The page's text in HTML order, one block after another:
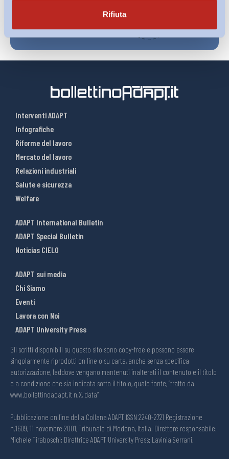
Rifiuta
Interventi ADAPT
Infografiche
Riforme del lavoro
Mercato del lavoro
Relazioni industriali
Salute e sicurezza
Welfare
ADAPT International Bulletin
ADAPT Special Bulletin
Noticias CIELO
ADAPT sui media
Chi Siamo
Eventi
Lavora con Noi
ADAPT University Press
Gli scritti disponibili su questo sito sono copy-free e possono essere
singolarmente riprodotti on line o su carta, anche senza specifica
autorizzazione, laddove vengano mantenuti inalterati il contenuto e il titolo
e a condizione che sia indicata sotto il titolo, quale fonte, “tratto da
www.bollettinoadapt.it n.X, data“
Pubblicazione on line della Collana ADAPT ISSN 2240-2721 Registrazione
n.1609, 11 novembre 2001, Tribunale di Modena, Italia. Direttore responsabile:
Michele Tiraboschi; Direttrice ADAPT University Press: Lavinia Serrani.